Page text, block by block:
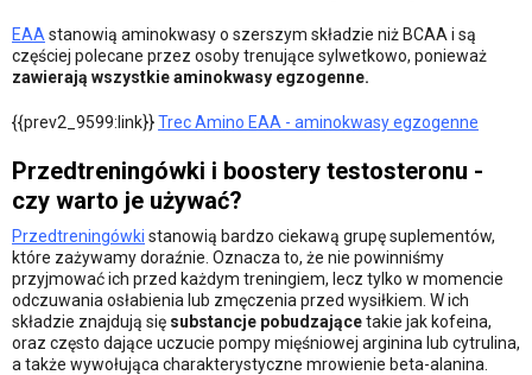
EAA stanowią aminokwasy o szerszym składzie niż BCAA i są
częściej polecane przez osoby trenujące sylwetkowo, ponieważ
zawierają wszystkie aminokwasy egzogenne.
{{prev2_9599:link}}Trec Amino EAA - aminokwasy egzogenne
Przedtreningówki i boostery testosteronu -
czy warto je używać?
Przedtreningówki stanowią bardzo ciekawą grupę suplementów,
które zażywamy doraźnie. Oznacza to, że nie powinniśmy
przyjmować ich przed każdym treningiem, lecz tylko w momencie
odczuwania osłabienia lub zmęczenia przed wysiłkiem. W ich
składzie znajdują się substancje pobudzającetakie jak kofeina,
oraz często dające uczucie pompy mięśniowej arginina lub cytrulina,
a także wywołująca charakterystyczne mrowienie beta-alanina.